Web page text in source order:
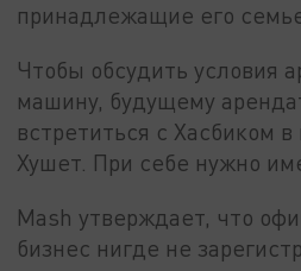
принадлежащие его
Чтобы обсудить условия
машину, будущему
встретиться с Хасбиком
Хушет. При себе нужно
Mash утверждает, что
бизнес нигде не